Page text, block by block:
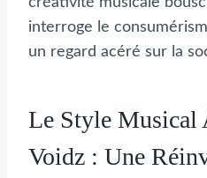
interroge le
un regard acéré sur la
Le Style Musical
Voidz : Une